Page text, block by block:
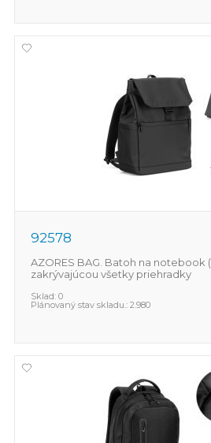
92578
AZORES BAG. Batoh na notebook
zakrývajúcou všetky priehradky
Sklad: 0
Plánovaný stav skladu.: 2.980